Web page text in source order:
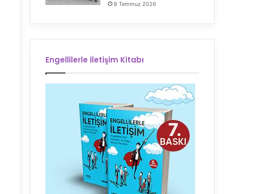
8 Temmuz 2026
Engellilerle İletişim Kitabı